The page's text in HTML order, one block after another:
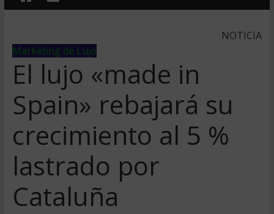
NOTICIA
Marketing de Lujo
El lujo «made in
Spain» rebajará su
crecimiento al 5 %
lastrado por
Cataluña